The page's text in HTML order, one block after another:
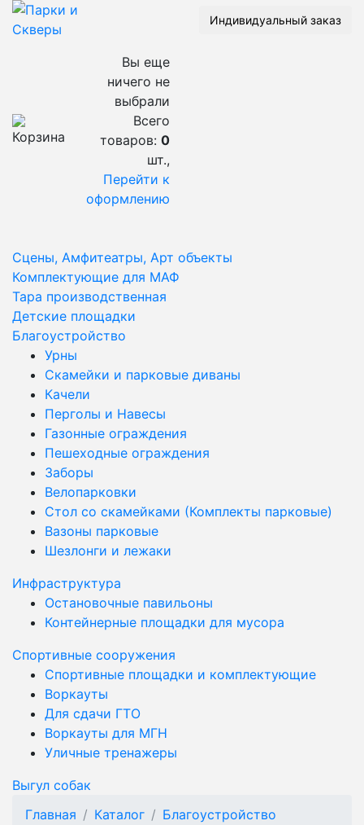
Индивидуальный заказ
Вы еще
ничего не
выбрали
Всего
товаров: 0
шт.,
Перейти к
оформлению
Сцены, Амфитеатры, Арт объекты
Комплектующие для МАФ
Тара производственная
Детские площадки
Благоустройство
Урны
Скамейки и парковые диваны
Качели
Перголы и Навесы
Газонные ограждения
Пешеходные ограждения
Заборы
Велопарковки
Стол со скамейками (Комплекты парковые)
Вазоны парковые
Шезлонги и лежаки
Инфраструктура
Остановочные павильоны
Контейнерные площадки для мусора
Спортивные сооружения
Спортивные площадки и комплектующие
Воркауты
Для сдачи ГТО
Воркауты для МГН
Уличные тренажеры
Выгул собак
Главная
Каталог
Благоустройство